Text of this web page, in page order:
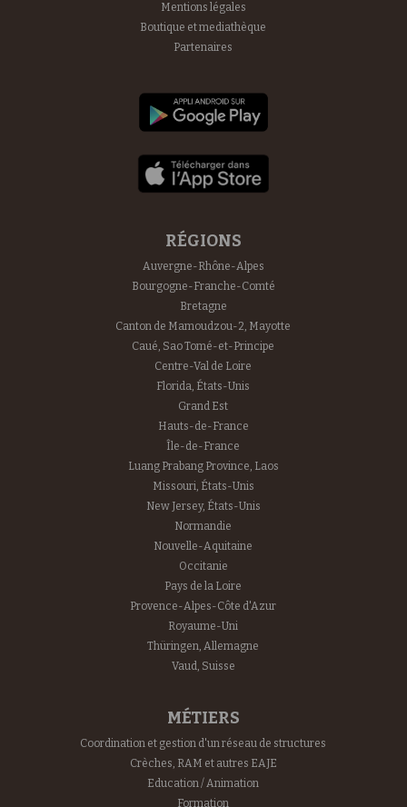
Mentions légales
Boutique et mediathèque
Partenaires
RÉGIONS
Auvergne-Rhône-Alpes
Bourgogne-Franche-Comté
Bretagne
Canton de Mamoudzou-2, Mayotte
Caué, Sao Tomé-et-Principe
Centre-Val de Loire
Florida, États-Unis
Grand Est
Hauts-de-France
Île-de-France
Luang Prabang Province, Laos
Missouri, États-Unis
New Jersey, États-Unis
Normandie
Nouvelle-Aquitaine
Occitanie
Pays de la Loire
Provence-Alpes-Côte d'Azur
Royaume-Uni
Thüringen, Allemagne
Vaud, Suisse
MÉTIERS
Coordination et gestion d'un réseau de structures
Crèches, RAM et autres EAJE
Education / Animation
Formation